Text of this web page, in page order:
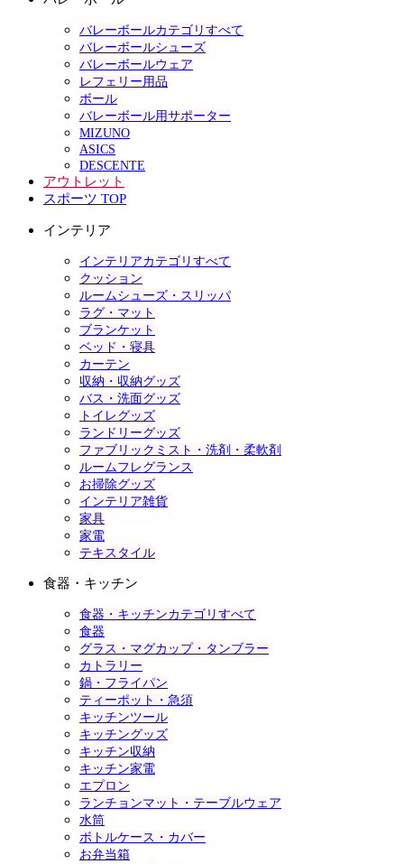
バレーボールカテゴリすべて
バレーボールシューズ
バレーボールウェア
レフェリー用品
ボール
バレーボール用サポーター
MIZUNO
ASICS
DESCENTE
アウトレット
スポーツ TOP
インテリア
インテリアカテゴリすべて
クッション
ルームシューズ・スリッパ
ラグ・マット
ブランケット
ベッド・寝具
カーテン
収納・収納グッズ
バス・洗面グッズ
トイレグッズ
ランドリーグッズ
ファブリックミスト・洗剤・柔軟剤
ルームフレグランス
お掃除グッズ
インテリア雑貨
家具
家電
テキスタイル
食器・キッチン
食器・キッチンカテゴリすべて
食器
グラス・マグカップ・タンブラー
カトラリー
鍋・フライパン
ティーポット・急須
キッチンツール
キッチングッズ
キッチン収納
キッチン家電
エプロン
ランチョンマット・テーブルウェア
水筒
ボトルケース・カバー
お弁当箱